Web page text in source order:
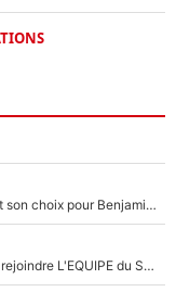
La Liga sur beIN Sports c’est terminé, DAZN a fait son choix pour Benjamin Da Silva et Omar Da Fonseca !
Raymond Domenech a posé ses conditions pour rejoindre L'EQUIPE du Soir : Il refuse de faire l'émission avec un autre chroniqueur !